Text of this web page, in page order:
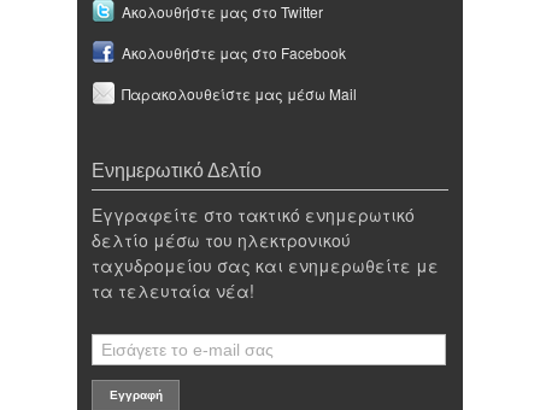
Ακολουθήστε μας στο Twitter
Ακολουθήστε μας στο Facebook
Παρακολουθείστε μας μέσω Mail
Ενημερωτικό Δελτίο
Εγγραφείτε στο τακτικό ενημερωτικό
δελτίο μέσω του ηλεκτρονικού
ταχυδρομείου σας και ενημερωθείτε με
τα τελευταία νέα!